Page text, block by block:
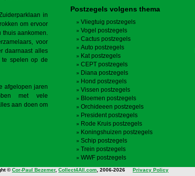
in
om ervoor
thuis aankomen.
voor
daarnaast alles
spelen op de
afgelopen jaren
met vele
aan doen om
Postzegels volgens thema
Vliegtuig postzegels
Vogel postzegels
Cactus postzegels
Auto postzegels
Kat postzegels
CEPT postzegels
Diana postzegels
Hond postzegels
Vissen postzegels
Bloemen postzegels
Orchideeen postzegels
President postzegels
Rode Kruis postzegels
Koningshuizen postzegels
Schip postzegels
Trein postzegels
WWF postzegels
©Cor-Paul Bezemer, Collect4All.com , 2006-2026 Privacy Policy